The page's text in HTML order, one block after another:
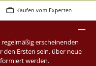
Kaufen vom Experten
erscheinenden
Ersten sein, über neue
werden.